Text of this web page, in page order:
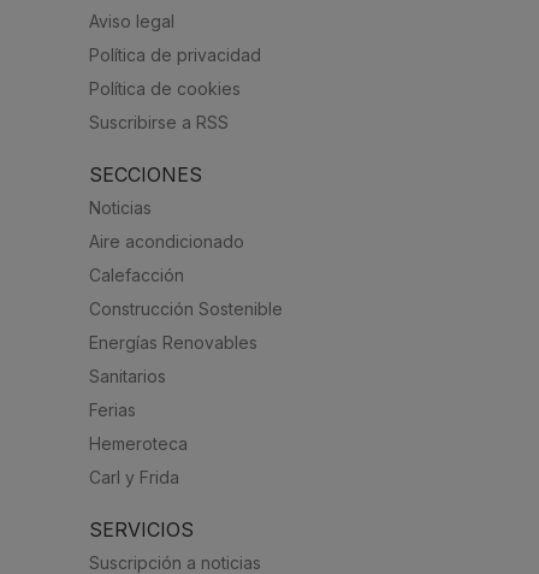
Aviso legal
Política de privacidad
Política de cookies
Suscribirse a RSS
SECCIONES
Noticias
Aire acondicionado
Calefacción
Construcción Sostenible
Energías Renovables
Sanitarios
Ferias
Hemeroteca
Carl y Frida
SERVICIOS
Suscripción a noticias